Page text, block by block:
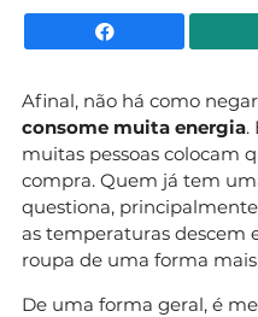
Afinal, não há como
consome muita energia.
muitas pessoas colocam
compra. Quem já tem
questiona,
as temperaturas descem
roupa de uma forma
De uma forma geral, é